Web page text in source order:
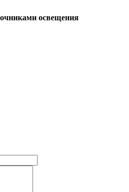
освещения